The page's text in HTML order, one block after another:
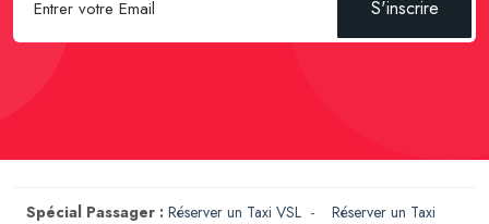
S'inscrire
Spécial Passager : Réserver un Taxi VSL - Réserver un Taxi